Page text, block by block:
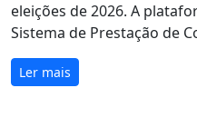
eleições de 2026. A
Sistema de Prestação de
Ler mais